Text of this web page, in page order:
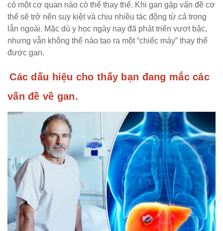
có một cơ quan nào có thể thay thế. Khi gan gặp vấn đề cơ
thể sẽ trở nên suy kiệt và chịu nhiều tác động từ cả trong
lẫn ngoài. Mặc dù y học ngày nay đã phát triển vượt bậc,
nhưng vẫn không thể nào tạo ra một “chiếc máy” thay thế
được gan.
Các dấu hiệu cho thấy bạn đang mắc các
vấn đề về gan.